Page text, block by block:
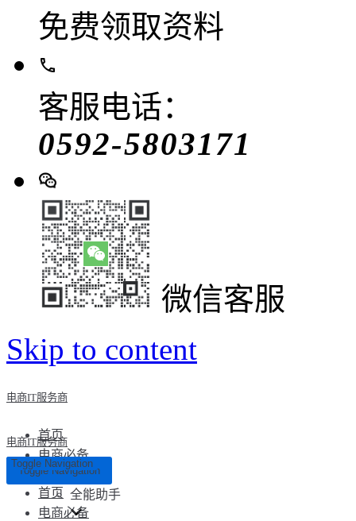
免费领取资料
客服电话：
0592-5803171
微信客服
Skip to content
电商IT服务商
首页
电商必备
全能助手
电商IT服务商
Toggle Navigation
Toggle Navigation
首页
电商必备